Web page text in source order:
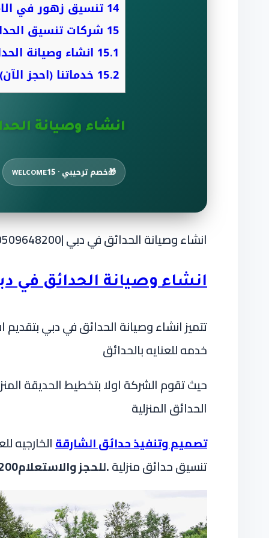
14 تنسيق زهور في
15 شركات تنسيق
15.1 انشاء وصيانة
15.2 خدماتنا (احجز الآن)
انشاء وصيانة
🎁خصم ترحيبي · WELCOME15
انشاء وصيانة الحدائق في دبي |0509648200|صيانة حدائق
انشاء وصيانة الحدائق في
تتميز انشاء وصيانة الحدائق في دبي
خدمه للعنايه بالحدائق
حيث تقوم الشركة اولا بتخطيط الحديقة
الحدائق المنزلية
تصميم وتنفيذ حدائق الشارقةالخارجيه
تنسيق حدائق منزلية.للحجز والاستعلام0509648200